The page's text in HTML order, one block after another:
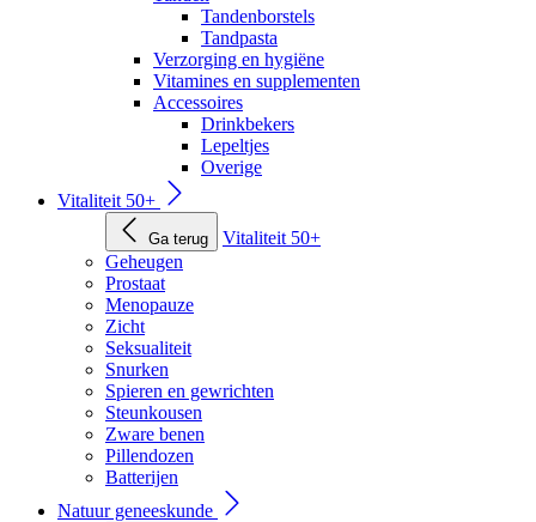
Tandenborstels
Tandpasta
Verzorging en hygiëne
Vitamines en supplementen
Accessoires
Drinkbekers
Lepeltjes
Overige
Vitaliteit 50+
Ga terug
Vitaliteit 50+
Geheugen
Prostaat
Menopauze
Zicht
Seksualiteit
Snurken
Spieren en gewrichten
Steunkousen
Zware benen
Pillendozen
Batterijen
Natuur geneeskunde